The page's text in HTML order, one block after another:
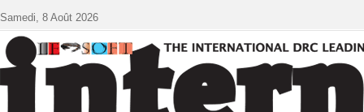
Samedi, 8 Août 2026